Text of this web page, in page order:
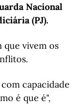
Nacional
(PJ).
que vivem os
capacidade
é que é",